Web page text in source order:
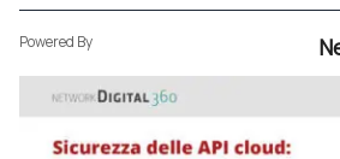
Powered By